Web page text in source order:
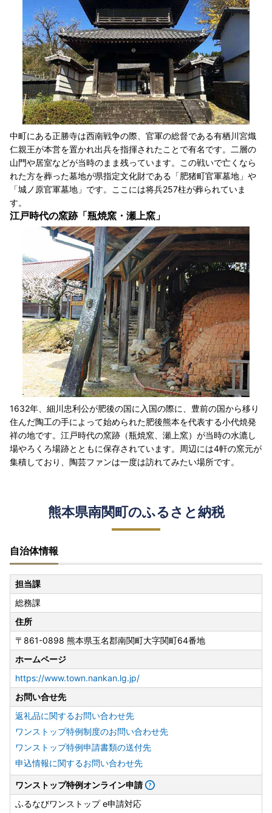
中町にある正勝寺は西南戦争の際、官軍の総督である有栖川宮熾
仁親王が本営を置かれ出兵を指揮されたことで有名です。二層の
山門や居室などが当時のまま残っています。この戦いで亡くなら
れた方を葬った墓地が県指定文化財である「肥猪町官軍墓地」や
「城ノ原官軍墓地」です。ここには将兵257柱が葬られていま
す。
江戸時代の窯跡「瓶焼窯・瀬上窯」
1632年、細川忠利公が肥後の国に入国の際に、豊前の国から移り
住んだ陶工の手によって始められた肥後熊本を代表する小代焼発
祥の地です。江戸時代の窯跡（瓶焼窯、瀬上窯）が当時の水漉し
場やろくろ場跡とともに保存されています。周辺には4軒の窯元が
集積しており、陶芸ファンは一度は訪れてみたい場所です。
熊本県南関町のふるさと納税
自治体情報
担当課
総務課
住所
〒861-0898 熊本県玉名郡南関町大字関町64番地
ホームページ
https://www.town.nankan.lg.jp/
お問い合せ先
返礼品に関するお問い合わせ先
ワンストップ特例制度のお問い合わせ先
ワンストップ特例申請書類の送付先
申込情報に関するお問い合わせ先
ワンストップ特例オンライン申請
ふるなびワンストップ e申請対応